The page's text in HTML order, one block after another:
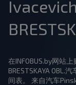
在INFOBUS.by网站
BRESTSKAYA OBL.
间表。 来自汽车